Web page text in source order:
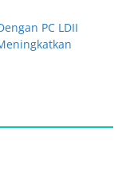
PC LDII